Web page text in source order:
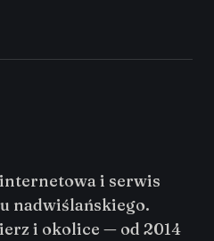
i serwis
nadwiślańskiego.
i okolice — od 2014